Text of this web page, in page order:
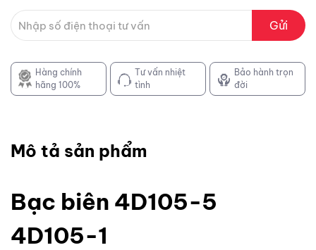
Gửi
Hàng chính
hãng 100%
Tư vấn nhiệt
tình
Bảo hành trọn
đời
Mô tả sản phẩm
Bạc biên 4D105-5
4D105-1